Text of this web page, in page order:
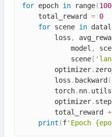
for epoch in range(100
    total_reward
= 0
for scene in
        loss
,
            model
,
            scene
[
        optimizer
.
        loss
. backward (
        torch
. nn. utils
        optimizer
. step
        total_reward
print (f'Epoch